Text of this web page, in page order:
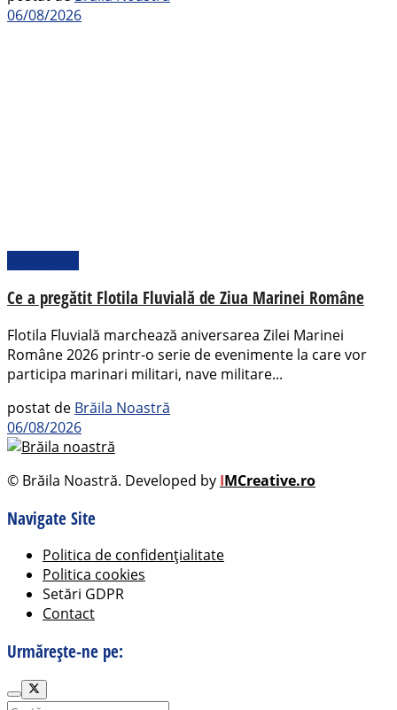
06/08/2026
Ce a pregătit Flotila Fluvială de Ziua Marinei Române
Flotila Fluvială marchează aniversarea Zilei Marinei
Române 2026 printr-o serie de evenimente la care vor
participa marinari militari, nave militare...
postat de Brăila Noastră
06/08/2026
© Brăila Noastră. Developed by IMCreative.ro
Navigate Site
Politica de confidențialitate
Politica cookies
Setări GDPR
Contact
Urmărește-ne pe: